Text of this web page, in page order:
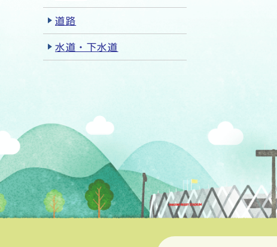
道路
水道・下水道